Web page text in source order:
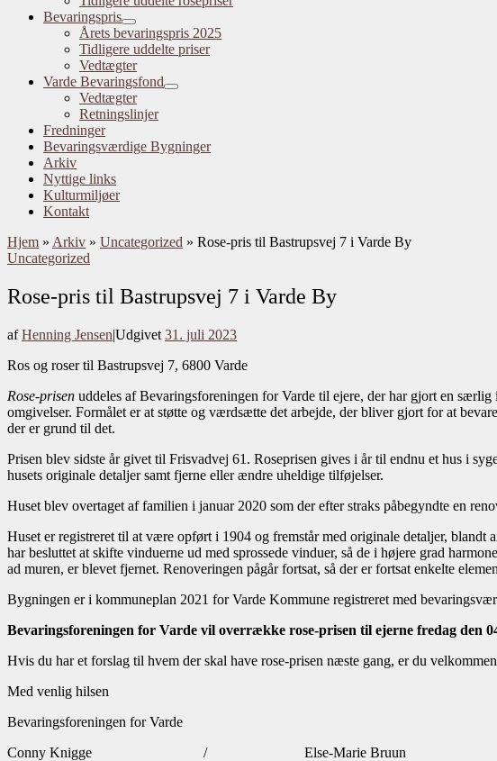
Bevaringspris
Årets bevaringspris 2025
Tidligere uddelte priser
Vedtægter
Varde Bevaringsfond
Vedtægter
Retningslinjer
Fredninger
Bevaringsværdige Bygninger
Arkiv
Nyttige links
Kulturmiljøer
Kontakt
Hjem » Arkiv » Uncategorized » Rose-pris til Bastrupsvej 7 i Varde By
Uncategorized
Rose-pris til Bastrupsvej 7 i Varde By
afHenning Jensen|Udgivet 31. juli 2023
Ros og roser til Bastrupsvej 7, 6800 Varde
Rose-prisen uddeles af Bevaringsforeningen for Varde til ejere, der har gjort en
omgivelser. Formålet er at støtte og værdsætte det arbejde, der bliver gjort for at
der er grund til det.
Prisen blev sidste år givet til Frisvadvej 61. Roseprisen gives i år til endnu et hus i
husets originale detaljer samt fjerne eller ændre uheldige tilføjelser.
Huset blev overtaget af familien i januar 2020 som der efter straks påbegyndte en
Huset er registreret til at være opført i 1904 og fremstår med originale detaljer,
har besluttet at skifte vinduerne ud med sprossede vinduer, så de i højere grad
ad muren, er blevet fjernet. Renoveringen pågår fortsat, så der er fortsat enkelte
Bygningen er i kommuneplan 2021 for Varde Kommune registreret med
Bevaringsforeningen for Varde vil overrække rose-prisen til ejerne fredag den
Hvis du har et forslag til hvem der skal have rose-prisen næste gang, er du
Med venlig hilsen
Bevaringsforeningen for Varde
Conny Knigge / Else-Marie Bruun